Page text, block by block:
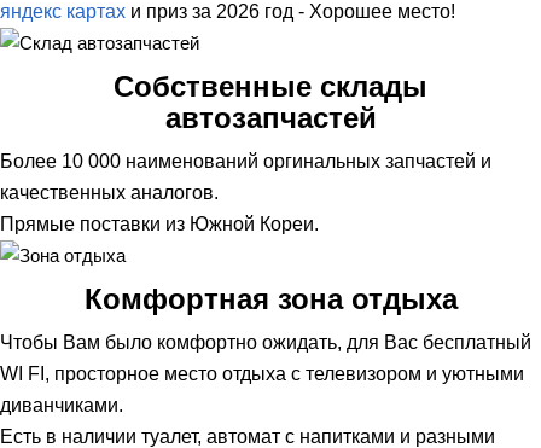
яндекс картах и приз за 2026 год - Хорошее место!
Собственные склады
автозапчастей
Более 10 000 наименований оргинальных запчастей и
качественных аналогов.
Прямые поставки из Южной Кореи.
Комфортная зона отдыха
Чтобы Вам было комфортно ожидать, для Вас бесплатный
WI FI, просторное место отдыха с телевизором и уютными
диванчиками.
Есть в наличии туалет, автомат с напитками и разными